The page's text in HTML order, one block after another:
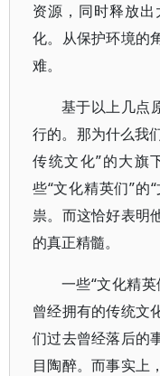
资源，同时释放
化。从保护环境的
难。
基于以上几点
行的。那为什么我
传统文化”的大旗
些“文化精英们”的
祟。而这恰好表明
的真正精髓。
一些“文化精
曾经拥有的传统文
们过去曾经落后的
目陶醉。而事实上